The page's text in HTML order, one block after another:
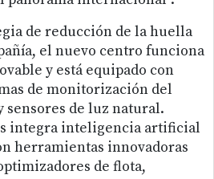
de reducción de la huella
el nuevo centro funciona
y está equipado con
de monitorización del
sensores de luz natural.
integra inteligencia artificial
herramientas innovadoras
de flota,